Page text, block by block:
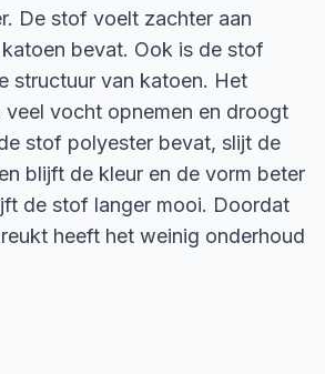
De stof voelt zachter aan
bevat. Ook is de stof
structuur van katoen. Het
veel vocht opnemen en droogt
stof polyester bevat, slijt de
blijft de kleur en de vorm beter
de stof langer mooi. Doordat
heeft het weinig onderhoud